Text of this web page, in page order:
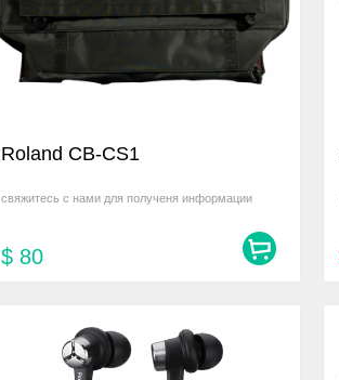
Roland CB-CS1
свяжитесь с нами для полученя информации
$ 80